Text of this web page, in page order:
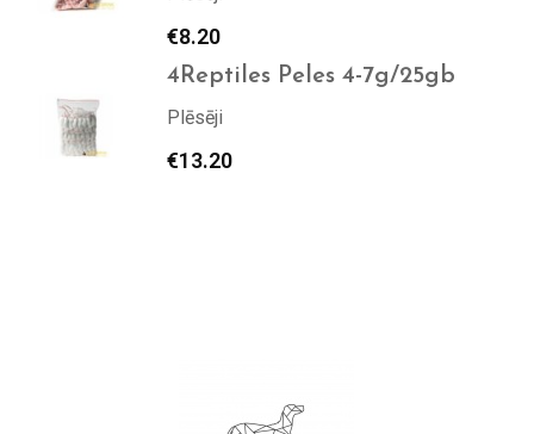
€8.20
4Reptiles Peles 4-7g/25gb
Plēsēji
€13.20